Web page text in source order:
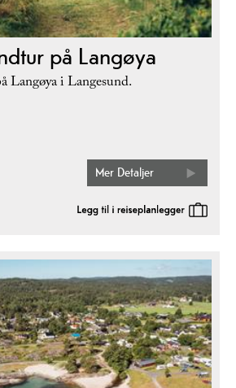
på Langøya
Langøya i Langesund.
Mer Detaljer